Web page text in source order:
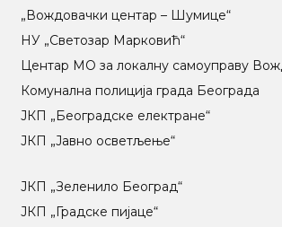
„Вождовачки центар – Шумице“
НУ „Светозар Марковић“
Центар МO за локалну самоуправу
Комунална полиција града Београда
ЈКП „Београдске електране“
ЈКП „Јавно осветљење“
ЈКП „Зеленило Београд“
ЈКП „Градске пијаце“